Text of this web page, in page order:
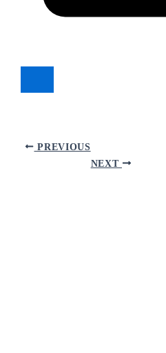
PREVIOUS
NEXT